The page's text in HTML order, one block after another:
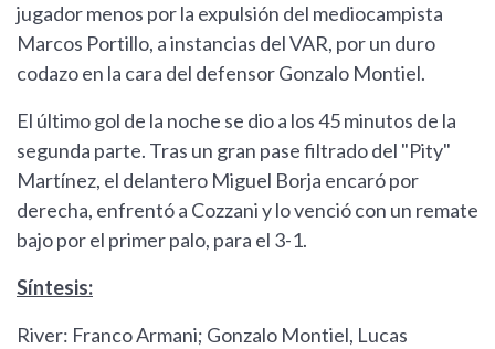
jugador menos por la expulsión del mediocampista
Marcos Portillo, a instancias del VAR, por un duro
codazo en la cara del defensor Gonzalo Montiel.
El último gol de la noche se dio a los 45 minutos de la
segunda parte. Tras un gran pase filtrado del "Pity"
Martínez, el delantero Miguel Borja encaró por
derecha, enfrentó a Cozzani y lo venció con un remate
bajo por el primer palo, para el 3-1.
Síntesis:
River: Franco Armani; Gonzalo Montiel, Lucas